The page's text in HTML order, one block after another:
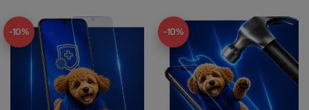
-10% -10%